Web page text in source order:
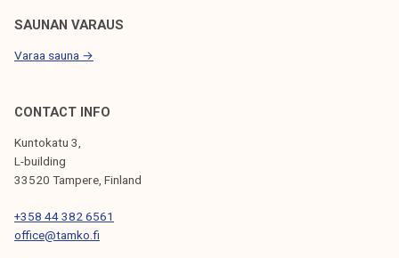
SAUNAN VARAUS
Varaa sauna →
CONTACT INFO
Kuntokatu 3,
L-building
33520 Tampere, Finland
+358 44 382 6561
office@tamko.fi